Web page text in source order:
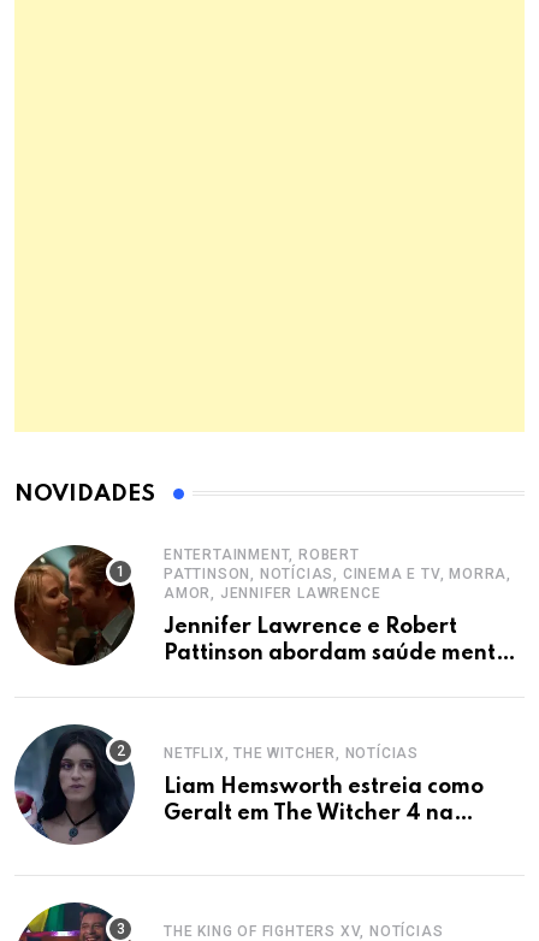
NOVIDADES
ENTERTAINMENT, ROBERT
PATTINSON, NOTÍCIAS, CINEMA E TV, MORRA,
AMOR, JENNIFER LAWRENCE
Jennifer Lawrence e Robert
Pattinson abordam saúde mental
NETFLIX, THE WITCHER, NOTÍCIAS
Liam Hemsworth estreia como
Geralt em The Witcher 4 na
THE KING OF FIGHTERS XV, NOTÍCIAS